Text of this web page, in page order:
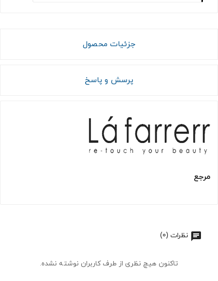
جزئیات محصول
پرسش و پاسخ
مرجع
نظرات (0)
تاکنون هیچ نظری از طرف کاربران نوشته نشده.